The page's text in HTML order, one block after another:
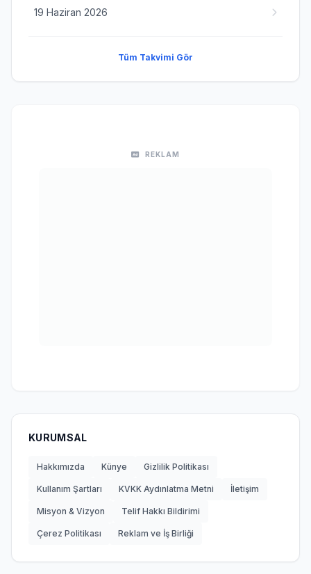
19 Haziran 2026
Tüm Takvimi Gör
REKLAM
KURUMSAL
Hakkımızda Künye Gizlilik Politikası
Kullanım Şartları KVKK Aydınlatma Metni İletişim
Misyon & Vizyon Telif Hakkı Bildirimi
Çerez Politikası Reklam ve İş Birliği